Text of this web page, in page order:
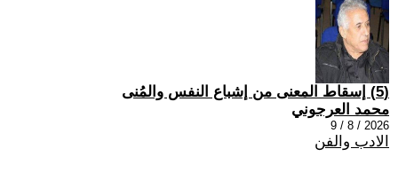
(5) إسقاط المعنى من إشباع النفس والمُنى
محمد العرجوني
2026 / 8 / 9
الادب والفن